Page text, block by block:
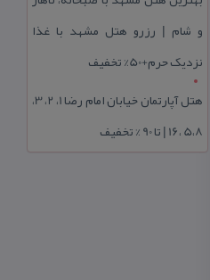
و شام | رزرو هتل مشهد با غذا
نزدیک حرم+50% تخفیف
هتل آپارتمان خیابان امام رضا 1، 2، 3،
5،8 ،16 | تا 90 % تخفیف